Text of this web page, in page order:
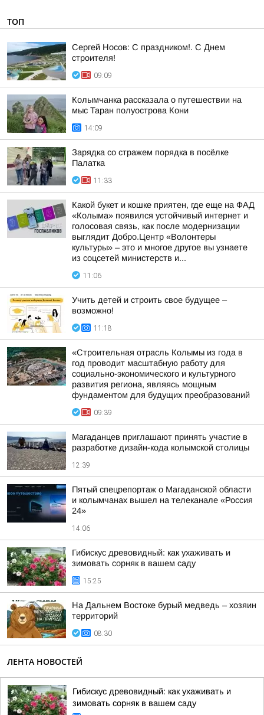
ТОП
Сергей Носов: С праздником!. С Днем
строителя!
09:09
Колымчанка рассказала о путешествии на
мыс Таран полуострова Кони
14:09
Зарядка со стражем порядка в посёлке
Палатка
11:33
Какой букет и кошке приятен, где еще на ФАД
«Колыма» появился устойчивый интернет и
голосовая связь, как после модернизации
выглядит Добро.Центр «Волонтеры
культуры» – это и многое другое вы узнаете
из соцсетей министерств и...
11:06
Учить детей и строить свое будущее –
возможно!
11:18
«Строительная отрасль Колымы из года в
год проводит масштабную работу для
социально-экономического и культурного
развития региона, являясь мощным
фундаментом для будущих преобразований
09:39
Магаданцев приглашают принять участие в
разработке дизайн-кода колымской столицы
12:39
Пятый спецрепортаж о Магаданской области
и колымчанах вышел на телеканале «Россия
24»
14:06
Гибискус древовидный: как ухаживать и
зимовать сорняк в вашем саду
15:25
На Дальнем Востоке бурый медведь – хозяин
территорий
08:30
ЛЕНТА НОВОСТЕЙ
Гибискус древовидный: как ухаживать и
зимовать сорняк в вашем саду